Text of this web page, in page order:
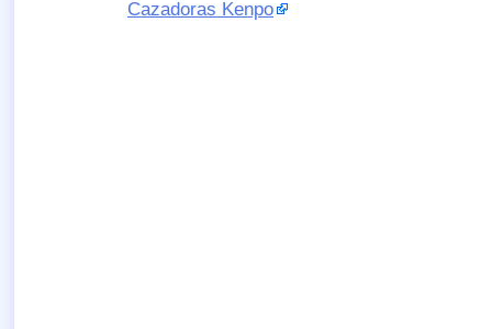
Cazadoras Kenpo